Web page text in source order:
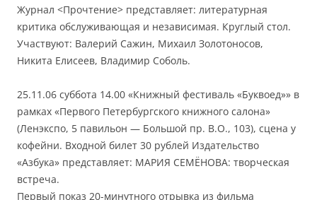
Журнал <Прочтение> представляет: литературная
критика обслуживающая и независимая. Круглый стол.
Участвуют: Валерий Сажин, Михаил Золотоносов,
Никита Елисеев, Владимир Соболь.
25.11.06 суббота 14.00 «Книжный фестиваль «Буквоед»» в
рамках «Первого Петербургского книжного салона»
(Ленэкспо, 5 павильон — Большой пр. В.О., 103), сцена у
кофейни. Входной билет 30 рублей Издательство
«Азбука» представляет: МАРИЯ СЕМЁНОВА: творческая
встреча.
Первый показ 20-минутного отрывка из фильма